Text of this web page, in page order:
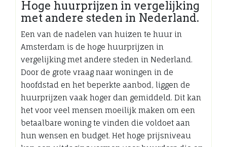
Hoge huurprijzen in vergelijking
met andere steden in Nederland.
Een van de nadelen van huizen te huur in
Amsterdam is de hoge huurprijzen in
vergelijking met andere steden in Nederland.
Door de grote vraag naar woningen in de
hoofdstad en het beperkte aanbod, liggen de
huurprijzen vaak hoger dan gemiddeld. Dit kan
het voor veel mensen moeilijk maken om een
betaalbare woning te vinden die voldoet aan
hun wensen en budget. Het hoge prijsniveau